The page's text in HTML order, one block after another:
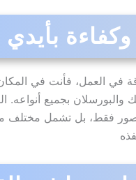
بأيدي
في العمل، فأنت في
بجميع أنواعه.
فقط، بل تشمل مختلف